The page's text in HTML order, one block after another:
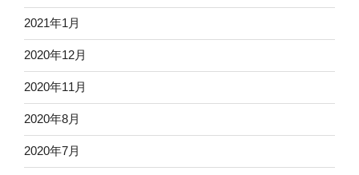
2021年1月
2020年12月
2020年11月
2020年8月
2020年7月